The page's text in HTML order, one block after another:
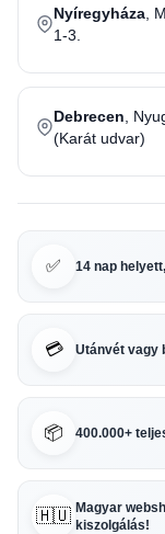
Nyíregyháza ,
1-3.
Debrecen ,
(Karát udvar)
✅ 14 nap
💳 Utánvét vagy
📦 400.000+
🇭🇺 Magyar
kiszolgálás!